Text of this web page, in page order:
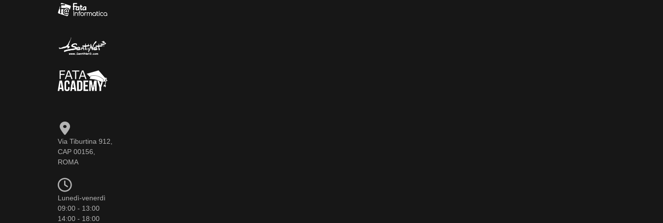
Via Tiburtina 912,
CAP 00156,
ROMA
Lunedì-venerdì
09:00 - 13:00
14:00 - 18:00